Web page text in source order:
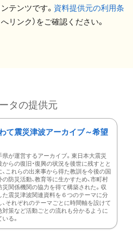
テンツです。 資料提供元の利用条
リンク）をご確認ください。
タの提供元
て震災津波アーカイブ～希望
県が運営するアーカイブ。東日本大震災
からの復旧・復興の状況を後世に残すとと
、これらの出来事から得た教訓を今後の国
の防災活動、教育等に生かすため、市町村
災関係機関の協力を得て構築された。収
た震災津波関連資料を６つのテーマに分
、それぞれのテーマごとに時間軸を設けて
対策など活動ごとの流れも分かるように
いる。